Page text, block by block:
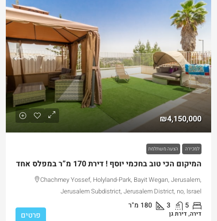
₪4,150,000
למכירה הצעה משתלמת
המיקום הכי טוב בחכמי יוסף ! דירת 170 מ”ר במפלס אחד
Chachmey Yossef, Holyland-Park, Bayit Wegan, Jerusalem,
Jerusalem Subdistrict, Jerusalem District, no, Israel
5
3
180 מ"ר
דירה, דירת גן פרטים